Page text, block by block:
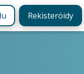
Rekisteröidy